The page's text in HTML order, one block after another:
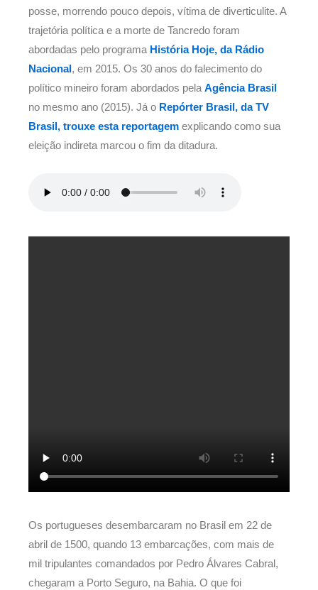
posse, morrendo pouco depois, vítima de diverticulite. A
trajetória política e a morte de Tancredo foram
abordadas pelo programa História Hoje, da Rádio
Nacional , em 2015. Os 30 anos do falecimento do
político mineiro foram abordados pela Agência Brasil
no mesmo ano (2015). Já o Repórter Brasil, da TV
Brasil, trouxe esta reportagem explicando como sua
eleição indireta marcou o fim da ditadura.
Os portugueses desembarcaram no Brasil em 22 de
abril de 1500, quando 13 embarcações, com mais de
mil tripulantes comandados por Pedro Álvares Cabral,
chegaram a Porto Seguro, na Bahia. O que foi